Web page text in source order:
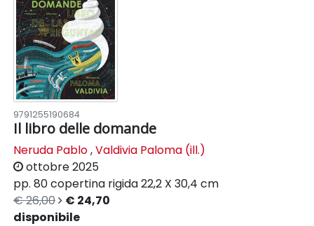
9791255190684
Il libro delle domande
Neruda Pablo,Valdivia Paloma (ill.)
ottobre 2025
pp. 80copertina rigida22,2 X 30,4 cm
€ 26,00
€ 24,70
disponibile